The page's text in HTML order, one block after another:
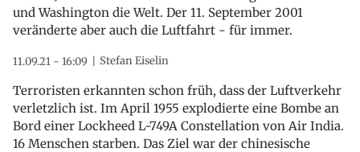
und Washington die Welt. Der 11. September 2001
veränderte aber auch die Luftfahrt - für immer.
11.09.21 - 16:09 Stefan Eiselin
Terroristen erkannten schon früh, dass der Luftverkehr
verletzlich ist. Im April 1955 explodierte eine Bombe an
Bord einer Lockheed L-749A Constellation von Air India.
16 Menschen starben. Das Ziel war der chinesische